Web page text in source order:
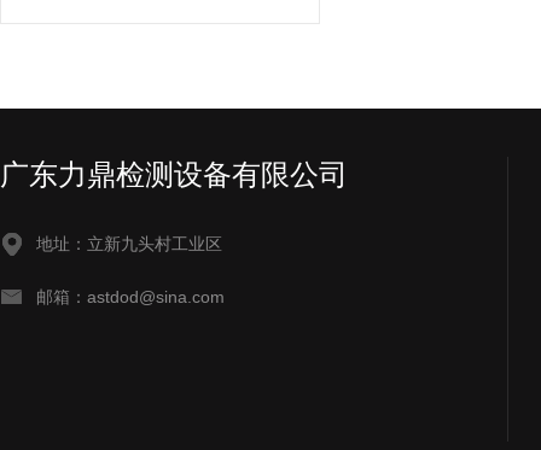
广东力鼎检测设备有限公司
地址：立新九头村工业区
邮箱：astdod@sina.com